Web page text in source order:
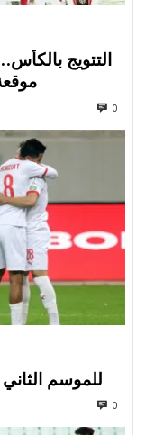
التتويج
0
للموسم
0